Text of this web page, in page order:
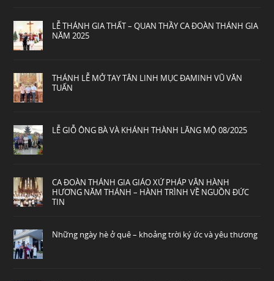
LỄ THÁNH GIA THẤT – QUAN THẦY CA ĐOÀN THÁNH GIA
NĂM 2025
THÁNH LỄ MỞ TAY TÂN LINH MỤC ĐAMINH VŨ VĂN
TUẤN
LỄ GIỖ ÔNG BÀ VÀ KHÁNH THÀNH LĂNG MỘ 08/2025
CA ĐOÀN THÁNH GIA GIÁO XỨ PHÁP VÂN HÀNH
HƯƠNG NĂM THÁNH – HÀNH TRÌNH VỀ NGUỒN ĐỨC
TIN
Những ngày hè ở quê – khoảng trời ký ức và yêu thương